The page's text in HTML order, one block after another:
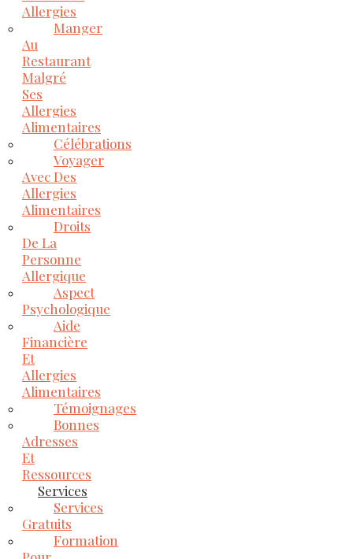
Allergies
Manger
Au
Restaurant
Malgré
Ses
Allergies
Alimentaires
Célébrations
Voyager
Avec Des
Allergies
Alimentaires
Droits
De La
Personne
Allergique
Aspect
Psychologique
Aide
Financière
Et
Allergies
Alimentaires
Témoignages
Bonnes
Adresses
Et
Ressources
Services
Services
Gratuits
Formation